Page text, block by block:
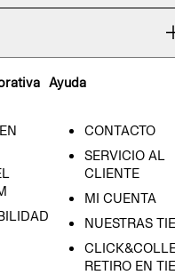
Ayuda
CONTACTO
SERVICIO AL
CLIENTE
MI CUENTA
NUESTRAS
RETIRO EN